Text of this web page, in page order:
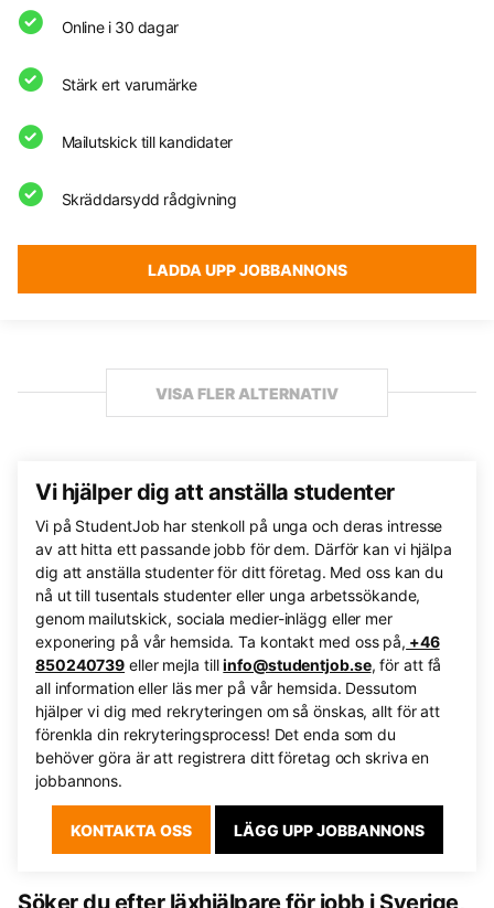
Online i 30 dagar
Stärk ert varumärke
Mailutskick till kandidater
Skräddarsydd rådgivning
LADDA UPP JOBBANNONS
VISA FLER ALTERNATIV
Vi hjälper dig att anställa studenter
Vi på StudentJob har stenkoll på unga och deras intresse
av att hitta ett passande jobb för dem. Därför kan vi hjälpa
dig att anställa studenter för ditt företag. Med oss kan du
nå ut till tusentals studenter eller unga arbetssökande,
genom mailutskick, sociala medier-inlägg eller mer
exponering på vår hemsida. Ta kontakt med oss på, +46
850240739 eller mejla tillinfo@studentjob.se, för att få
all information eller läs mer på vår hemsida. Dessutom
hjälper vi dig med rekryteringen om så önskas, allt för att
förenkla din rekryteringsprocess! Det enda som du
behöver göra är att registrera ditt företag och skriva en
jobbannons.
KONTAKTA OSS LÄGG UPP JOBBANNONS